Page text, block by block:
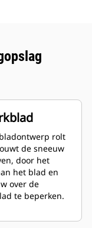
rolt
de sneeuw
door het
het blad en
over de
te beperken.